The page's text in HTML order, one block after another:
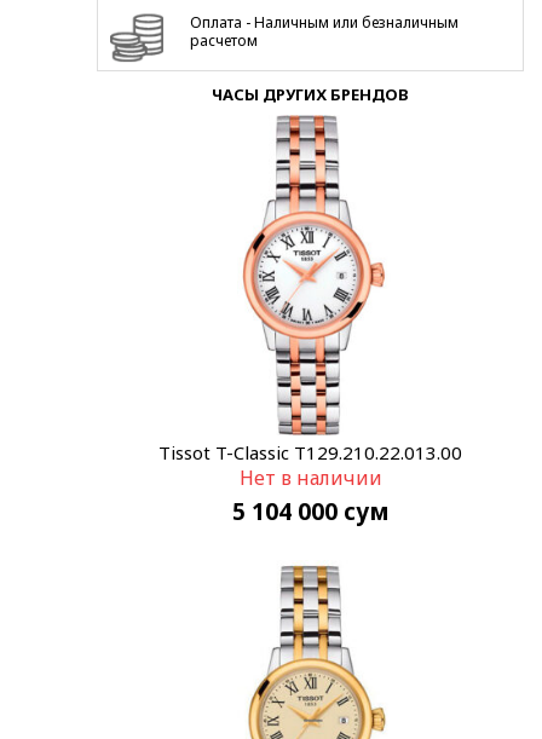
Оплата - Наличным или безналичным
расчетом
ЧАСЫ ДРУГИХ БРЕНДОВ
Tissot T-Classic T129.210.22.013.00
Нет в наличии
5 104 000 сум